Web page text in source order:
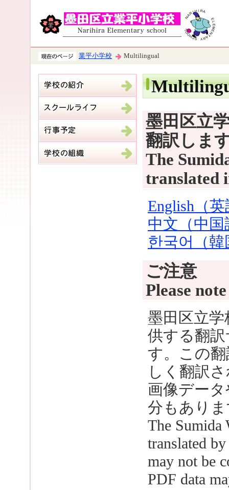
業平小学校 Multilingual
墨田区立
翻訳しま
The
translated
English（
中文（中国
한국어（韓
ご注意
Please note
墨田区立学
供する翻
す。この
しく翻訳
画像デー
分もあり
The Sumida
translated
may not be
PDF data